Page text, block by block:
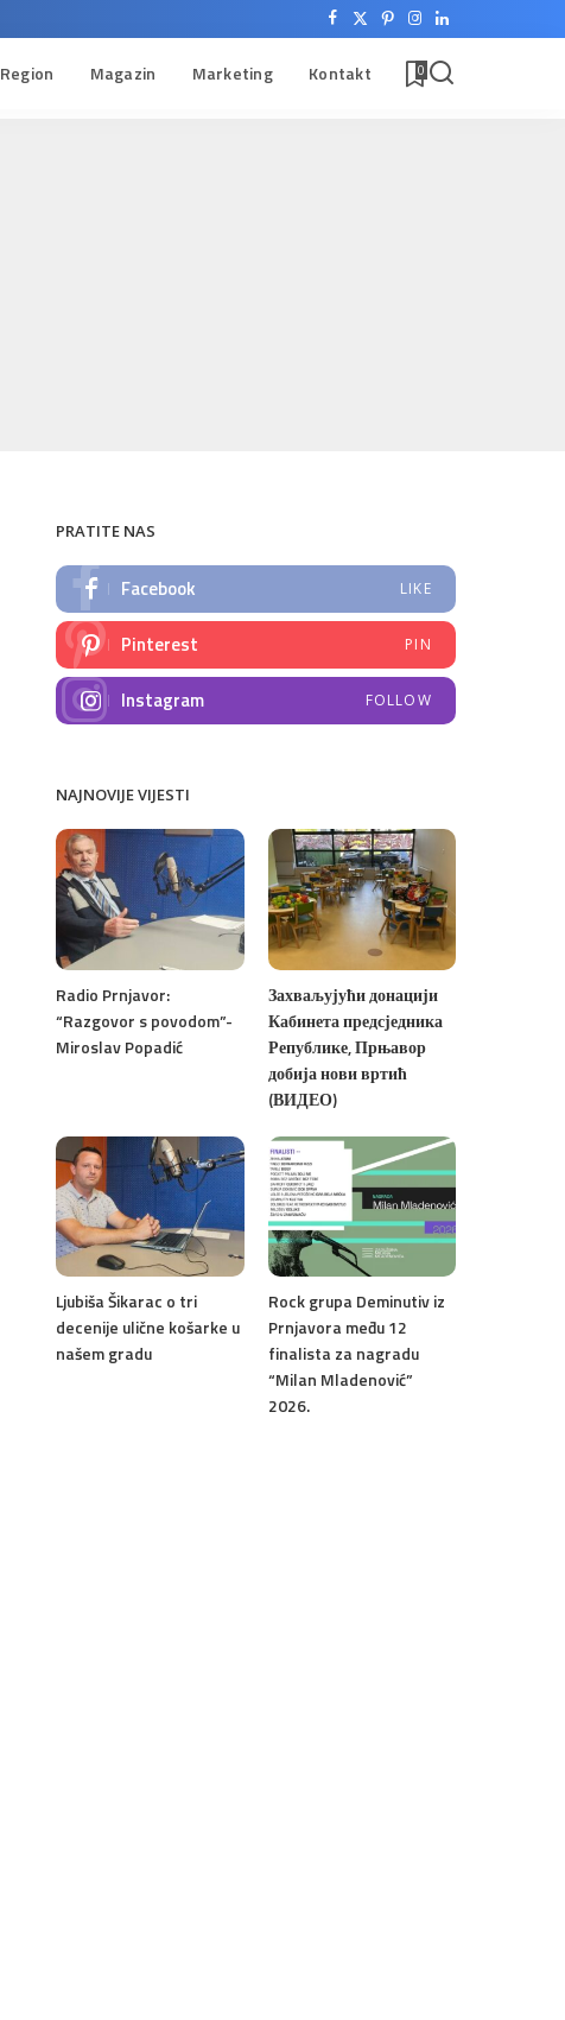
Region Magazin Marketing Kontakt 0
PRATITE NAS
Facebook LIKE
Pinterest PIN
Instagram FOLLOW
NAJNOVIJE VIJESTI
Radio Prnjavor:
“Razgovor s povodom”-
Miroslav Popadić
Захваљујући донацији
Кабинета предсједника
Републике, Прњавор
добија нови вртић
(ВИДЕО)
Ljubiša Šikarac o tri
decenije ulične košarke u
našem gradu
Rock grupa Deminutiv iz
Prnjavora među 12
finalista za nagradu
“Milan Mladenović”
2026.